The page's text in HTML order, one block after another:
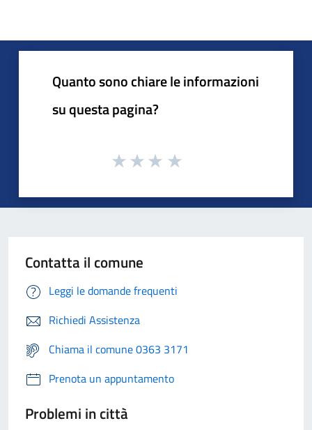
Quanto sono chiare le informazioni
su questa pagina?
Contatta il comune
Leggi le domande frequenti
Richiedi Assistenza
Chiama il comune 0363 3171
Prenota un appuntamento
Problemi in città